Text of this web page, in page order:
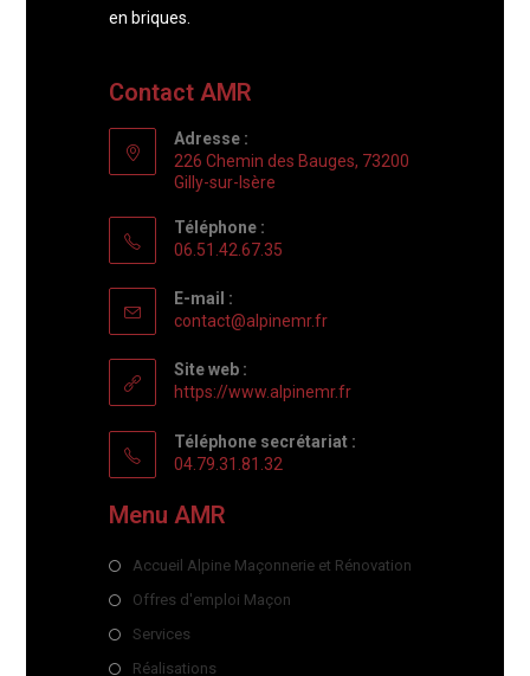
en briques.
Contact AMR
Adresse :
226 Chemin des Bauges, 73200
Gilly-sur-Isère
Téléphone :
06.51.42.67.35
E-mail :
contact@alpinemr.fr
Site web :
https://www.alpinemr.fr
Téléphone secrétariat :
04.79.31.81.32
Menu AMR
Accueil Alpine Maçonnerie et Rénovation
Offres d'emploi Maçon
Services
Réalisations